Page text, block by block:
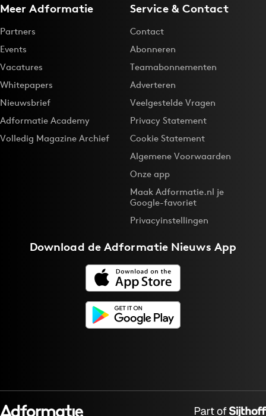
Meer Adformatie
Partners
Events
Vacatures
Whitepapers
Nieuwsbrief
Adformatie Academy
Volledig Magazine Archief
Service & Contact
Contact
Abonneren
Teamabonnementen
Adverteren
Veelgestelde Vragen
Privacy Statement
Cookie Statement
Algemene Voorwaarden
Onze app
Maak Adformatie.nl je
Google-favoriet
Privacyinstellingen
Download deAdformatie Nieuws App